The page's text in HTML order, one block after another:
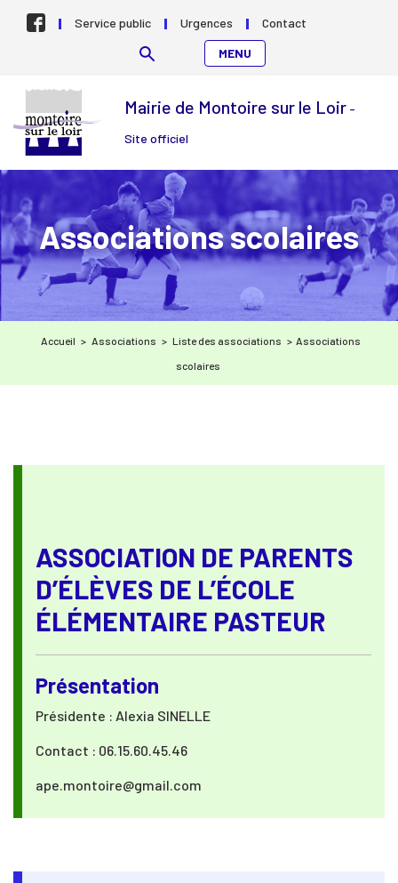
Aller au contenu
Mairie de Montoire sur le Loir -
Site officiel
Service public Urgences
Contact
MENU
Associations scolaires
Accueil > Associations > Liste des associations > Associations
scolaires
ASSOCIATION DE PARENTS
D’ÉLÈVES DE L’ÉCOLE
ÉLÉMENTAIRE PASTEUR
Présentation
Présidente : Alexia SINELLE
Contact : 06.15.60.45.46
ape.montoire@gmail.com